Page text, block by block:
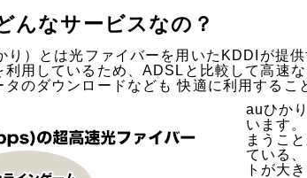
んなサービスなの？
り）とは光ファイバーを用いたKDDIが提
用しているため、ADSLと比較して高速
のダウンロードなども 快適に利用するこ
auひか
います
まうこ
ている
トが大